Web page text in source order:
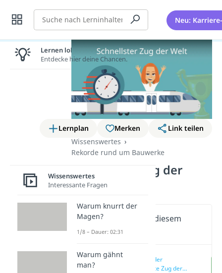
Suche Neu:
Lernplan Merken
Link teilen
Wissenswertes
Rekorde rund um Bauwerke
Schnellster Zug der
Welt
Wichtige Inhalte in diesem
Video
Was ist der
schnellste Zug der
Lernen lohnt sich!
Entdecke hier deine Chancen.
Wissenswertes
Interessante Fragen
Warum knurrt der
Magen?
1/8 – Dauer: 02:31
Warum gähnt
man?